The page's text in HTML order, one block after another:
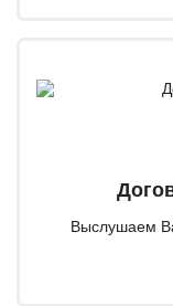
Выслушаем